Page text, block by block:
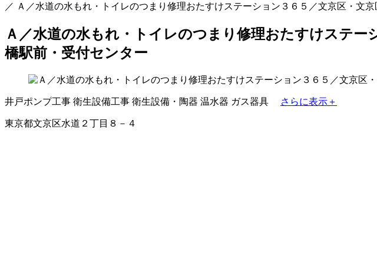
／ Ａ／水道の水もれ・トイレのつまり修理おたすけステーション３６５／文京区・文
Ａ／水道の水もれ・トイレのつまり修理おたすけステー
橋駅前・受付センター
井戸ポンプ工事 衛生設備工事 衛生設備・陶器 温水器 ガス器具 さらに表示＋
東京都文京区水道２丁目８－４